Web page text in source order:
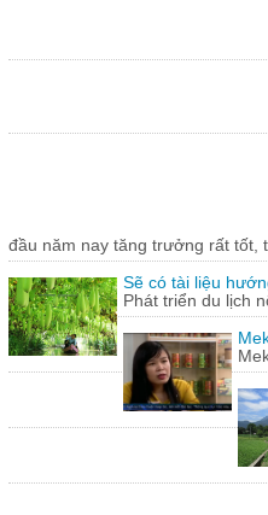
đầu năm nay tăng trưởng rất tốt,
Sẽ có tài liệu
Phát triển du lịch